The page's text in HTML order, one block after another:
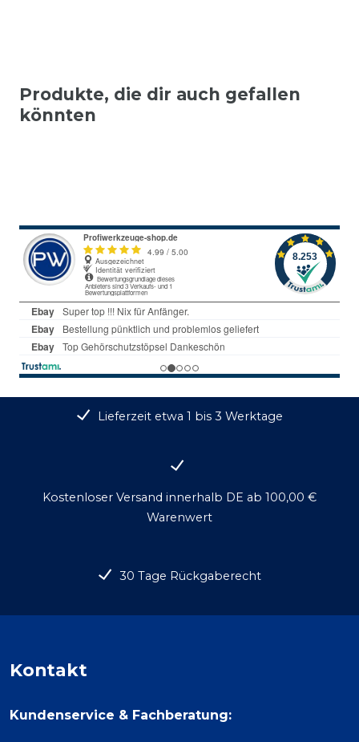
Produkte, die dir auch gefallen
könnten
Lieferzeit etwa 1 bis 3 Werktage
Kostenloser Versand innerhalb DE ab 100,00 €
Warenwert
30 Tage Rückgaberecht
Kontakt
Kundenservice & Fachberatung: